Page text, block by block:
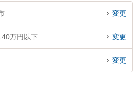
変更
万円以下 変更
変更